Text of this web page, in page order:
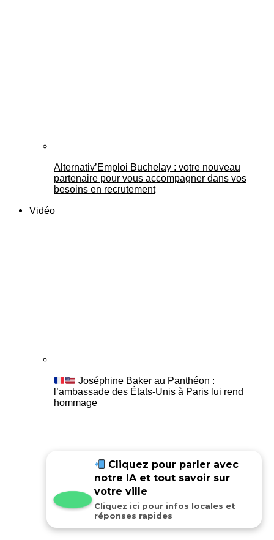
Alternativ’Emploi Buchelay : votre nouveau
partenaire pour vous accompagner dans vos
besoins en recrutement
Vidéo
Joséphine Baker au Panthéon :
l’ambassade des États-Unis à Paris lui rend
hommage
Cliquez pour parler avec
notre IA et tout savoir sur
votre ville
Cliquez ici pour infos locales et
réponses rapides